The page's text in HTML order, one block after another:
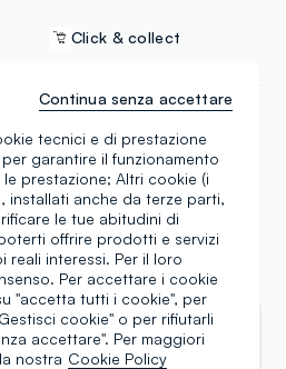
Click & collect
Apple Pay
tecnici e di prestazione
garantire il funzionamento
prestazione; Altri cookie (i
installati anche da terze parti,
le tue abitudini di
offrire prodotti e servizi
reali interessi. Per il loro
Per accettare i cookie
"accetta tutti i cookie", per
cookie" o per rifiutarli
accettare". Per maggiori
nostra Cookie Policy
Continua senza accettare